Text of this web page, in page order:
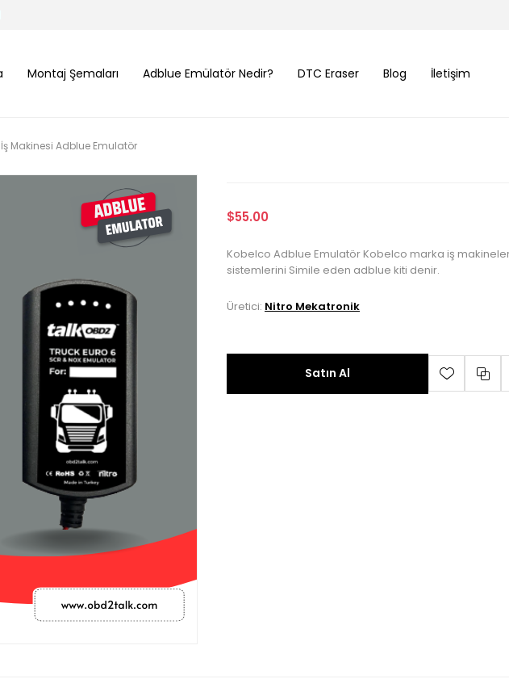
Montaj Şemaları Adblue Emülatör Nedir? DTC Eraser Blog İletişim
Makinesi Adblue Emulatör
$55.00
Kobelco Adblue Emulatör Kobelco marka iş
sistemlerini Simile eden adblue kiti denir.
Üretici: Nitro Mekatronik
Satın Al